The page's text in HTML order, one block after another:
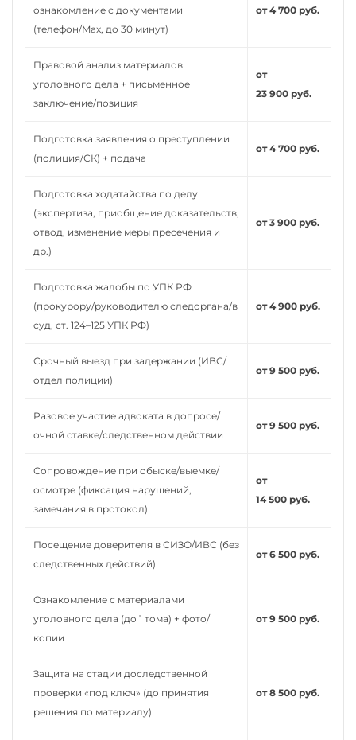
ознакомление с документами
(телефон/Max, до 30 минут)
от 4 700 руб.
Правовой анализ материалов
уголовного дела + письменное
заключение/позиция
от
23 900 руб.
Подготовка заявления о преступлении
(полиция/СК) + подача
от 4 700 руб.
Подготовка ходатайства по делу
(экспертиза, приобщение доказательств,
отвод, изменение меры пресечения и
др.)
от 3 900 руб.
Подготовка жалобы по УПК РФ
(прокурору/руководителю следоргана/в
суд, ст. 124–125 УПК РФ)
от 4 900 руб.
Срочный выезд при задержании (ИВС/
отдел полиции)
от 9 500 руб.
Разовое участие адвоката в допросе/
очной ставке/следственном действии
от 9 500 руб.
Сопровождение при обыске/выемке/
осмотре (фиксация нарушений,
замечания в протокол)
от
14 500 руб.
Посещение доверителя в СИЗО/ИВС (без
следственных действий)
от 6 500 руб.
Ознакомление с материалами
уголовного дела (до 1 тома) + фото/
копии
от 9 500 руб.
Защита на стадии доследственной
проверки «под ключ» (до принятия
решения по материалу)
от 8 500 руб.